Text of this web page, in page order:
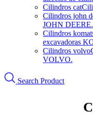
Cilindros cat
Cilindros john
JOHN DEERE.
Cilindros
excavadoras
Cilindros volvo
VOLVO.
Search Product